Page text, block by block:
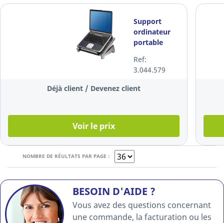
Support
ordinateur
portable
Office Suites,
réglable en
hauteur
Ref:
3.044.579
Déjà client / Devenez client
Voir le prix
NOMBRE DE RÉULTATS PAR PAGE :
BESOIN D'AIDE ?
Vous avez des questions concernant
une commande, la facturation ou les